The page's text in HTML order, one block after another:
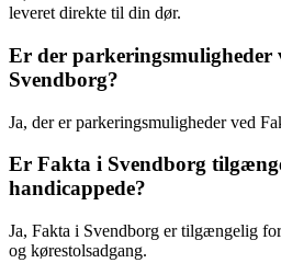
leveret direkte til din dør.
Er der parkeringsmuligheder
Svendborg?
Ja, der er parkeringsmuligheder ved
Er Fakta i Svendborg
handicappede?
Ja, Fakta i Svendborg er tilgængelig
og kørestolsadgang.